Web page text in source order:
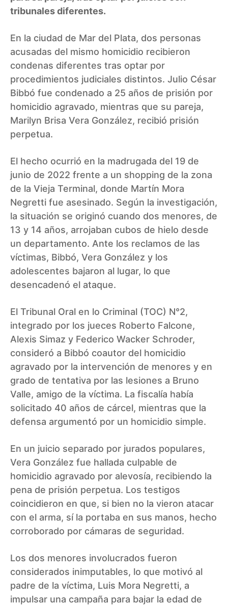
tribunales diferentes.
En la ciudad de Mar del Plata, dos personas
acusadas del mismo homicidio recibieron
condenas diferentes tras optar por
procedimientos judiciales distintos. Julio César
Bibbó fue condenado a 25 años de prisión por
homicidio agravado, mientras que su pareja,
Marilyn Brisa Vera González, recibió prisión
perpetua.
El hecho ocurrió en la madrugada del 19 de
junio de 2022 frente a un shopping de la zona
de la Vieja Terminal, donde Martín Mora
Negretti fue asesinado. Según la investigación,
la situación se originó cuando dos menores, de
13 y 14 años, arrojaban cubos de hielo desde
un departamento. Ante los reclamos de las
víctimas, Bibbó, Vera González y los
adolescentes bajaron al lugar, lo que
desencadenó el ataque.
El Tribunal Oral en lo Criminal (TOC) N°2,
integrado por los jueces Roberto Falcone,
Alexis Simaz y Federico Wacker Schroder,
consideró a Bibbó coautor del homicidio
agravado por la intervención de menores y en
grado de tentativa por las lesiones a Bruno
Valle, amigo de la víctima. La fiscalía había
solicitado 40 años de cárcel, mientras que la
defensa argumentó por un homicidio simple.
En un juicio separado por jurados populares,
Vera González fue hallada culpable de
homicidio agravado por alevosía, recibiendo la
pena de prisión perpetua. Los testigos
coincidieron en que, si bien no la vieron atacar
con el arma, sí la portaba en sus manos, hecho
corroborado por cámaras de seguridad.
Los dos menores involucrados fueron
considerados inimputables, lo que motivó al
padre de la víctima, Luis Mora Negretti, a
impulsar una campaña para bajar la edad de